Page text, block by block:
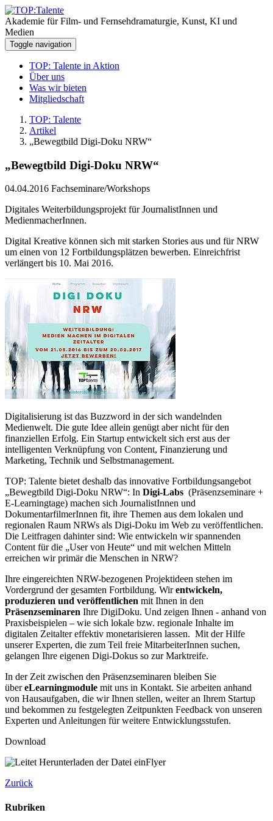
Akademie für Film- und Fernsehdramaturgie, Kunst, KI und
Medien
Toggle navigation
TOP: Talente in Aktion
Über uns
Was wir bieten
Mitgliedschaft
TOP: Talente
Artikel
„Bewegtbild Digi-Doku NRW“
„Bewegtbild Digi-Doku NRW“
04.04.2016 Fachseminare/Workshops
Digitales Weiterbildungsprojekt für JournalistInnen und
MedienmacherInnen.
Digital Kreative können sich mit starken Stories aus und für NRW
um einen von 12 Fortbildungsplätzen bewerben. Einreichfrist
verlängert bis 10. Mai 2016.
Digitalisierung ist das Buzzword in der sich wandelnden
Medienwelt. Die gute Idee allein genügt aber nicht für den
finanziellen Erfolg. Ein Startup entwickelt sich erst aus der
intelligenten Verknüpfung von Content, Finanzierung und
Marketing, Technik und Selbstmanagement.
TOP: Talente bietet deshalb das innovative Fortbildungsangebot
„Bewegtbild Digi-Doku NRW“: In Digi-Labs (Präsenzseminare +
E-Learningtage) machen sich JournalistInnen und
DokumentarfilmerInnen fit, ihre Themen aus dem lokalen und
regionalen Raum NRWs als Digi-Doku im Web zu veröffentlichen.
Die Leitfragen dahinter sind: Wie entwickeln wir spannenden
Content für die „User von Heute“ und mit welchen Mitteln
erreichen wir primär die Menschen in NRW?
Ihre eingereichten NRW-bezogenen Projektideen stehen im
Vordergrund der gesamten Fortbildung. Wirentwickeln,
produzieren und veröffentlichen mit Ihnen in den
Präsenzseminaren Ihre DigiDoku. Und zeigen Ihnen - anhand von
Praxisbeispielen – wie sich lokale bzw. regionale Inhalte im
digitalen Zeitalter effektiv monetarisieren lassen. Mit der Hilfe
unserer Experten, die zum Teil freie MitarbeiterInnen suchen,
gelangen Ihre eigenen Digi-Dokus so zur Marktreife.
In der Zeit zwischen den Präsenzseminaren bleiben Sie
übereLearningmodule mit uns in Kontakt. Sie arbeiten anhand
von Hausaufgaben, die wir Ihnen stellen, weiter an Ihrem Startup
und bekommen zu festgelegten Zeitpunkten Feedback von unseren
Experten und Anleitungen für weitere Entwicklungsstufen.
Download
Flyer
Zurück
Rubriken